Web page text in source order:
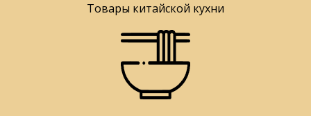
Товары китайской кухни